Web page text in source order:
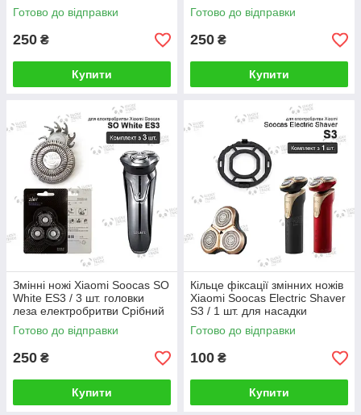
Готово до відправки
250 ₴
Купити
Готово до відправки
250 ₴
Купити
Змінні ножі Xiaomi Soocas SO
White ES3 / 3 шт. головки
леза електробритви Срібний
Готово до відправки
250 ₴
Купити
Кільце фіксації змінних ножів
Xiaomi Soocas Electric Shaver
S3 / 1 шт. для насадки
електробритви Чорний
Готово до відправки
100 ₴
Купити